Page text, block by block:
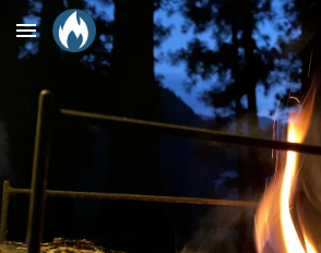
Skip to main content